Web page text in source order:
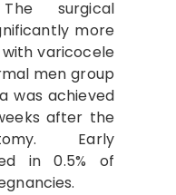
surgical
more
varicocele
men group
was achieved
after the
Early
in 0.5% of